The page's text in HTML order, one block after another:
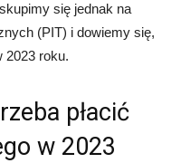
się jednak na
(PIT) i dowiemy się,
2023 roku.
płacić
w 2023